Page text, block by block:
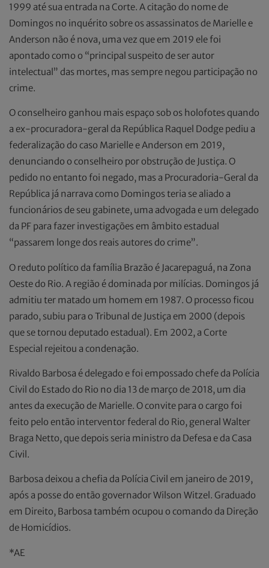
1999 até sua entrada na Corte. A citação do nome de
Domingos no inquérito sobre os assassinatos de Marielle e
Anderson não é nova, uma vez que em 2019 ele foi
apontado como o “principal suspeito de ser autor
intelectual” das mortes, mas sempre negou participação no
crime.
O conselheiro ganhou mais espaço sob os holofotes quando
a ex-procuradora-geral da República Raquel Dodge pediu a
federalização do caso Marielle e Anderson em 2019,
denunciando o conselheiro por obstrução de Justiça. O
pedido no entanto foi negado, mas a Procuradoria-Geral da
República já narrava como Domingos teria se aliado a
funcionários de seu gabinete, uma advogada e um delegado
da PF para fazer investigações em âmbito estadual
“passarem longe dos reais autores do crime”.
O reduto político da família Brazão é Jacarepaguá, na Zona
Oeste do Rio. A região é dominada por milícias. Domingos já
admitiu ter matado um homem em 1987. O processo ficou
parado, subiu para o Tribunal de Justiça em 2000 (depois
que se tornou deputado estadual). Em 2002, a Corte
Especial rejeitou a condenação.
Rivaldo Barbosa é delegado e foi empossado chefe da Polícia
Civil do Estado do Rio no dia 13 de março de 2018, um dia
antes da execução de Marielle. O convite para o cargo foi
feito pelo então interventor federal do Rio, general Walter
Braga Netto, que depois seria ministro da Defesa e da Casa
Civil.
Barbosa deixou a chefia da Polícia Civil em janeiro de 2019,
após a posse do então governador Wilson Witzel. Graduado
em Direito, Barbosa também ocupou o comando da Direção
de Homicídios.
*AE